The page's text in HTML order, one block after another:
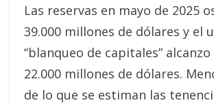
Las reservas en mayo de 2025
39.000 millones de dólares y el
“blanqueo de capitales” alcanzo
22.000 millones de dólares.
de lo que se estiman las